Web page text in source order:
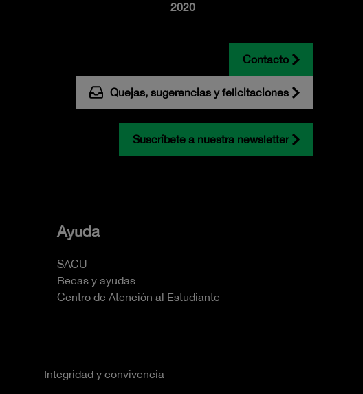
2020
Contacto
Quejas, sugerencias y felicitaciones
Suscríbete a nuestra newsletter
Ayuda
SACU
Becas y ayudas
Centro de Atención al Estudiante
Integridad y convivencia